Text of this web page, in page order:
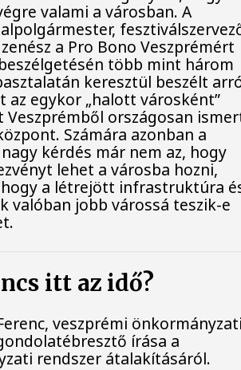
valami a városban. A
a Pro Bono Veszprémért
több mint három
keresztül beszélt
az egykor „halott városként”
országosan
Számára azonban a
kérdés már nem az, hogy
lehet a városba hozni,
hogy a létrejött infrastruktúra
valóban jobb várossá teszik-e
itt az idő?
veszprémi
írása a
rendszer átalakításáról.